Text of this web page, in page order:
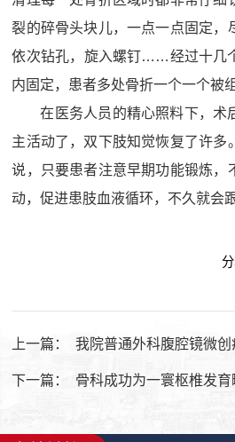
裂的碎骨头块儿，一点一点固定，
依次钻孔，旋入螺钉……经过十几
内固定，患者多处骨折一个一个被
在医务人员的精心照料下，术
主活动了，双下肢知觉恢复了许多
说，只要患者注意早期功能锻炼，
动，促进患肢血液循环，不久就会
分
上一篇： 我院普通外科腹腔镜微
下一篇： 骨科成功为一寰枢椎发